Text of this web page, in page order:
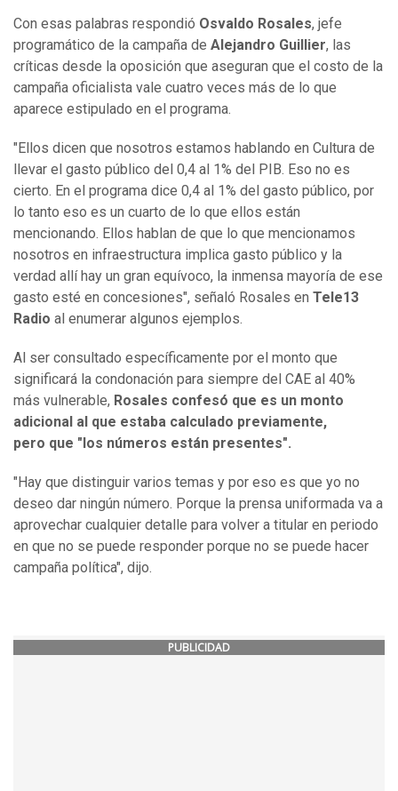
Con esas palabras respondió Osvaldo Rosales, jefe
programático de la campaña de Alejandro Guillier, las
críticas desde la oposición que aseguran que el costo de la
campaña oficialista vale cuatro veces más de lo que
aparece estipulado en el programa.
"Ellos dicen que nosotros estamos hablando en Cultura de
llevar el gasto público del 0,4 al 1% del PIB. Eso no es
cierto. En el programa dice 0,4 al 1% del gasto público, por
lo tanto eso es un cuarto de lo que ellos están
mencionando. Ellos hablan de que lo que mencionamos
nosotros en infraestructura implica gasto público y la
verdad allí hay un gran equívoco, la inmensa mayoría de ese
gasto esté en concesiones", señaló Rosales en Tele13
Radio al enumerar algunos ejemplos.
Al ser consultado específicamente por el monto que
significará la condonación para siempre del CAE al 40%
más vulnerable, Rosales confesó que es un monto
adicional al que estaba calculado previamente,
pero que "los números están presentes".
"Hay que distinguir varios temas y por eso es que yo no
deseo dar ningún número. Porque la prensa uniformada va a
aprovechar cualquier detalle para volver a titular en periodo
en que no se puede responder porque no se puede hacer
campaña política", dijo.
PUBLICIDAD